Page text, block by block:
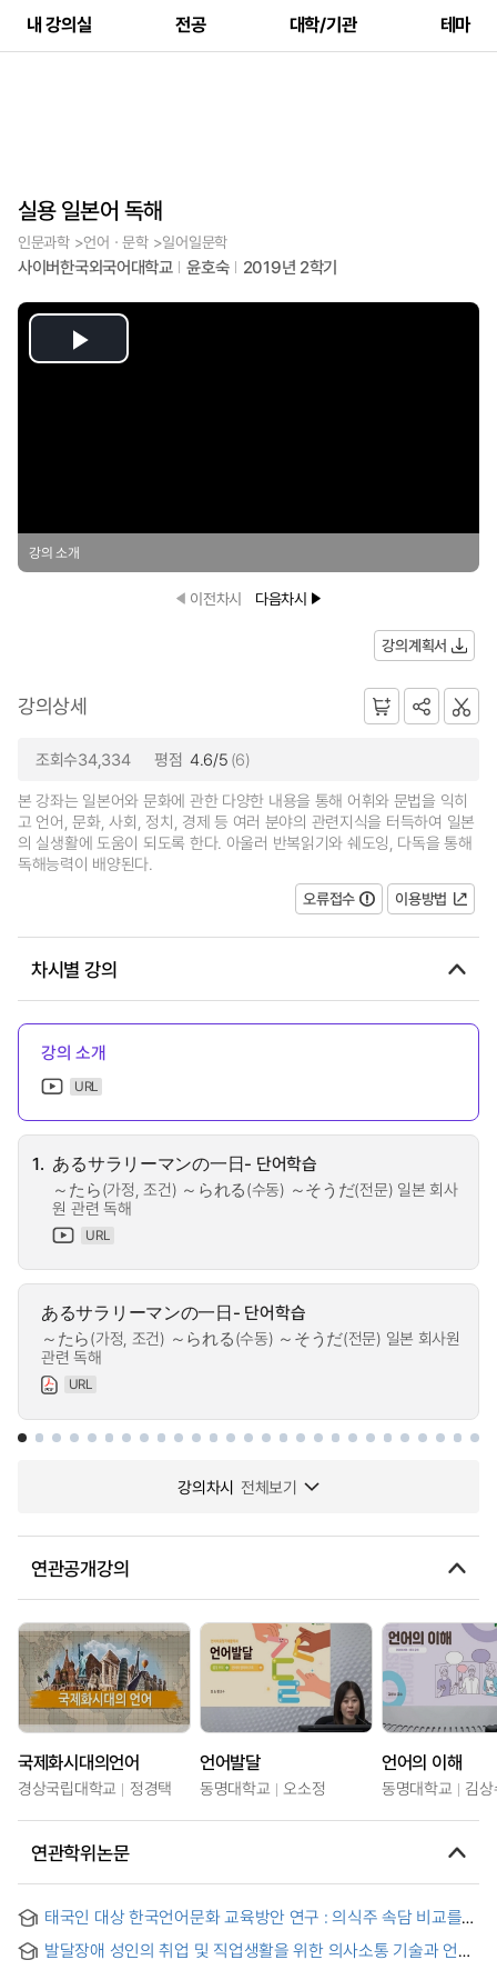
내 강의실 전공 대학/기관 테마
실용 일본어 독해
인문과학 >언어ㆍ문학 >일어일문학
사이버한국외국어대학교 윤호숙 2019년 2학기
Play
강의 소개
이전차시 다음차시
강의계획서
강의상세
조회수34,334 평점 4.6/5 (6)
본 강좌는 일본어와 문화에 관한 다양한 내용을 통해 어휘와 문법을 익히
고 언어, 문화, 사회, 정치, 경제 등 여러 분야의 관련지식을 터득하여 일본
의 실생활에 도움이 되도록 한다. 아울러 반복읽기와 쉐도잉, 다독을 통해
독해능력이 배양된다.
오류접수
이용방법
차시별 강의
강의 소개
URL
1. あるサラリーマンの一日- 단어학습
～たら(가정, 조건) ～られる(수동) ～そうだ(전문) 일본 회사
원 관련 독해
URL
あるサラリーマンの一日- 단어학습
～たら(가정, 조건) ～られる(수동) ～そうだ(전문) 일본 회사원
관련 독해
URL
강의차시 전체보기
연관공개강의
국제화시대의언어
경상국립대학교 정경택
언어발달
동명대학교 오소정
언어의 이해
동명대학교 김
연관학위논문
태국인 대상 한국언어문화 교육방안 연구 : 의식주 속담 비교를
발달장애 성인의 취업 및 직업생활을 위한 의사소통 기술과 언어